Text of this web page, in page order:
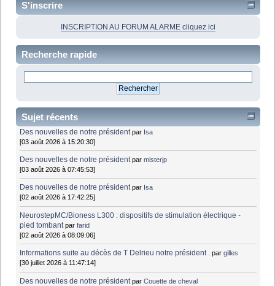
S'inscrire
INSCRIPTION AU FORUM ALARME cliquez ici
Recherche rapide
Sujet récents
Des nouvelles de notre président par Isa
[03 août 2026 à 15:20:30]
Des nouvelles de notre président parmisterjp
[03 août 2026 à 07:45:53]
Des nouvelles de notre président par Isa
[02 août 2026 à 17:42:25]
NeurostepMC/Bioness L300 : dispositifs de stimulation électrique -
pied tombant parfarid
[02 août 2026 à 08:09:06]
Informations suite au décès de T Delrieu notre président . pargilles
[30 juillet 2026 à 11:47:14]
Des nouvelles de notre président parCouette de cheval